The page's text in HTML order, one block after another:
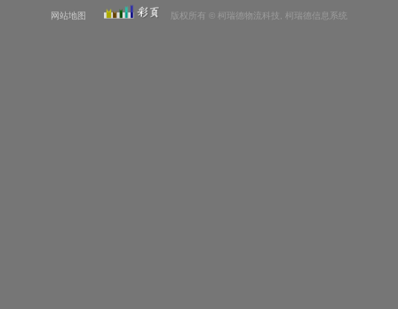
网站地图 版权所有 © 柯瑞德物流科技, 柯瑞德信息系统